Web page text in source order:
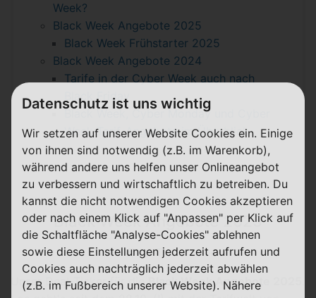
Week?
Black Week Angebote 2025
Black Week Frühstarter 2025
Black Week Angebote 2024
Tarife in der Cyber Week auch nach
Black Friday
Black Week, Cyber Monday und Cyber
Week Tarif-Angebote im Überblick
Black Week Angebote 2025
+++ Deal-Ticker +++
Unser Deal-Ticker für dieBlack Week Angebote 2025
Datenschutz ist uns wichtig
Wir setzen auf unserer Website Cookies ein. Einige
von ihnen sind notwendig (z.B. im Warenkorb),
während andere uns helfen unser Onlineangebot
zu verbessern und wirtschaftlich zu betreiben. Du
kannst die nicht notwendigen Cookies akzeptieren
oder nach einem Klick auf "Anpassen" per Klick auf
die Schaltfläche "Analyse-Cookies" ablehnen
sowie diese Einstellungen jederzeit aufrufen und
Cookies auch nachträglich jederzeit abwählen
(z.B. im Fußbereich unserer Website). Nähere